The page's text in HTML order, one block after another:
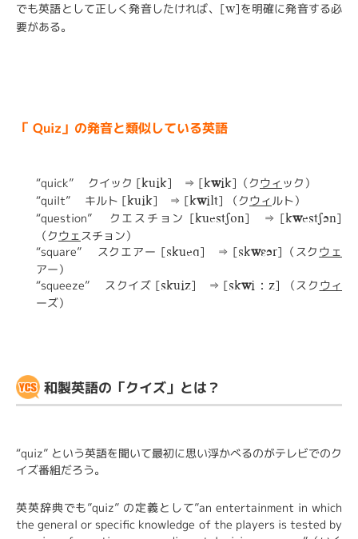
でも英語として正しく発音したければ、[w]を明確に発音する必
要がある。
「 Quiz」の発音と類似している英語
“quick” クイック [kuik] ⇒ [kwik]（クウィ ック）
“quilt” キルト [kuik] ⇒ [kwilt] （クウィルト）
“question” クエスチョン [kuestSon] ⇒ [kwestSEn]
（クウェスチョン）
“square” スクエアー [skuea] ⇒ [skwUEr]（スク ウェ
アー）
“squeeze” スクイズ [skuiz] ⇒ [skwi：z] （スク ウィ
ーズ）
和製英語の「クイズ」とは？
“quiz” という英語を聞いて最初に思い浮かべるのがテレビでのク
イズ番組だろう。
英英辞典でも”quiz” の定義として”an entertainment in which
the general or specific knowledge of the players is tested by